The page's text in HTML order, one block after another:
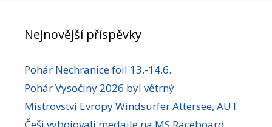
Nejnovější příspěvky
Pohár Nechranice foil 13.-14.6.
Pohár Vysočiny 2026 byl větrný
Mistrovství Evropy Windsurfer Attersee, AUT